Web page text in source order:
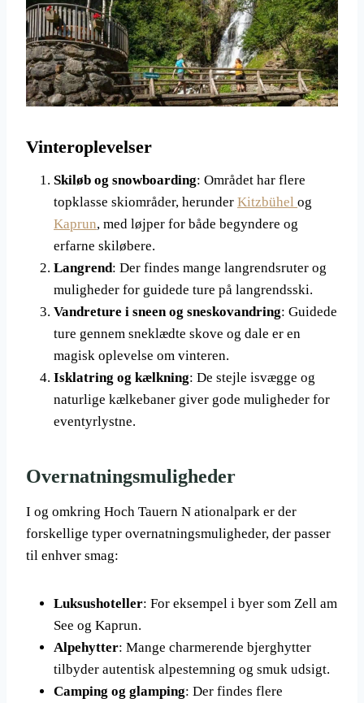
Vinteroplevelser
Skiløb og snowboarding: Området har flere
topklasse skiområder, herunder Kitzbühel og
Kaprun, med løjper for både begyndere og
erfarne skiløbere.
Langrend: Der findes mange langrendsruter og
muligheder for guidede ture på langrendsski.
Vandreture i sneen og sneskovandring: Guidede
ture gennem sneklædte skove og dale er en
magisk oplevelse om vinteren.
Isklatring og kælkning: De stejle isvægge og
naturlige kælkebaner giver gode muligheder for
eventyrlystne.
Overnatningsmuligheder
I og omkring Hoch Tauern N ationalpark er der
forskellige typer overnatningsmuligheder, der passer
til enhver smag:
Luksushoteller: For eksempel i byer som Zell am
See og Kaprun.
Alpehytter: Mange charmerende bjerghytter
tilbyder autentisk alpestemning og smuk udsigt.
Camping og glamping: Der findes flere